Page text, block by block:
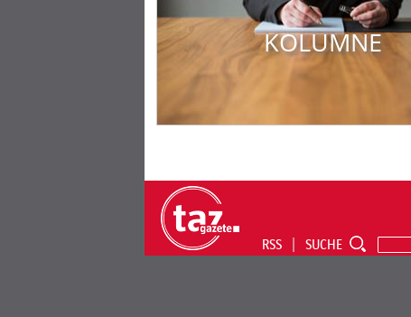
KOLUMNE
RSS SUCHE